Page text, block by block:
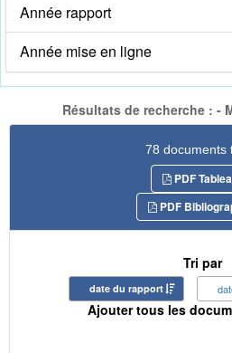
Année rapport
Année mise en ligne
Résultats de recherche : -
78 documents
PDF
PDF
Tri par
date du rapport
Ajouter tous les